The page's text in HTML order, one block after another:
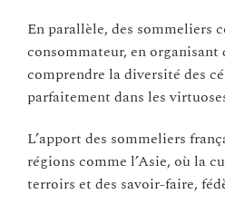
En parallèle, des sommeliers
consommateur, en
comprendre la diversité des
parfaitement dans les
L’apport des sommeliers
régions comme l’Asie, où la
terroirs et des savoir-faire,